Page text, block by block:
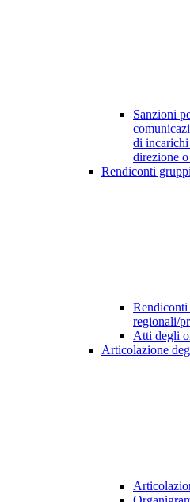
Sanzioni
di
direzione
Rendiconti
regionali/
Atti degli
Articolazione